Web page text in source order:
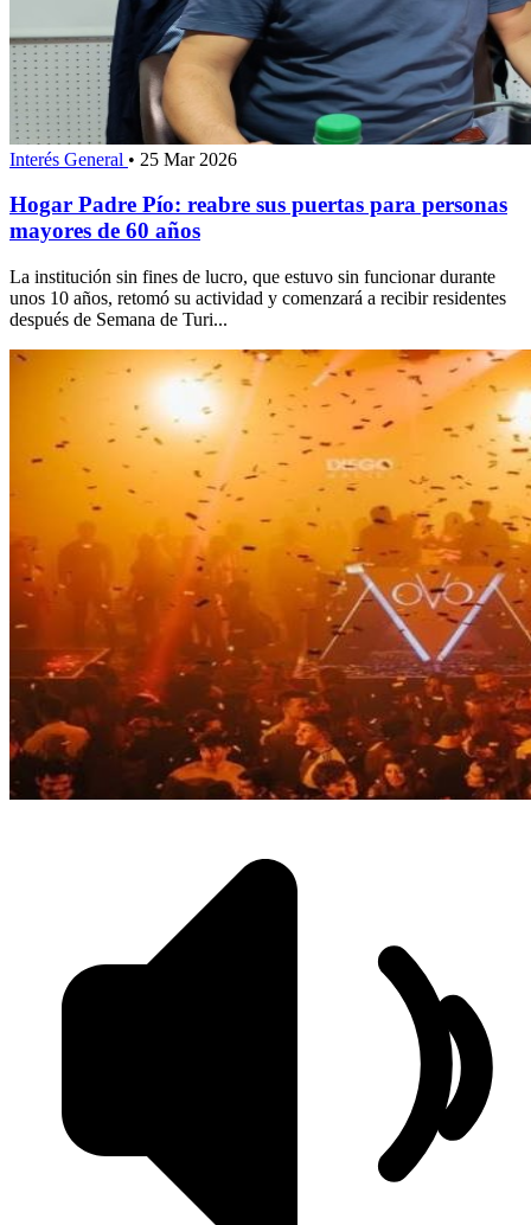
Interés General • 25 Mar 2026
Hogar Padre Pío: reabre sus puertas para personas
mayores de 60 años
La institución sin fines de lucro, que estuvo sin funcionar durante
unos 10 años, retomó su actividad y comenzará a recibir residentes
después de Semana de Turi...